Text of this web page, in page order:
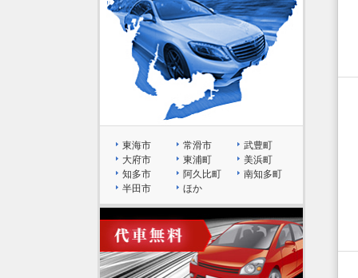
東海市 常滑市
武豊町
大府市
東浦町
美浜町
知多市
阿久比町
南知多町
半田市
ほか